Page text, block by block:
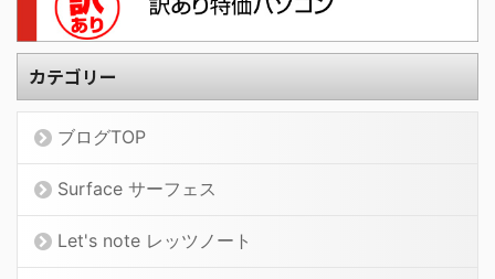
カテゴリー
ブログTOP
Surface サーフェス
Let's note レッツノート